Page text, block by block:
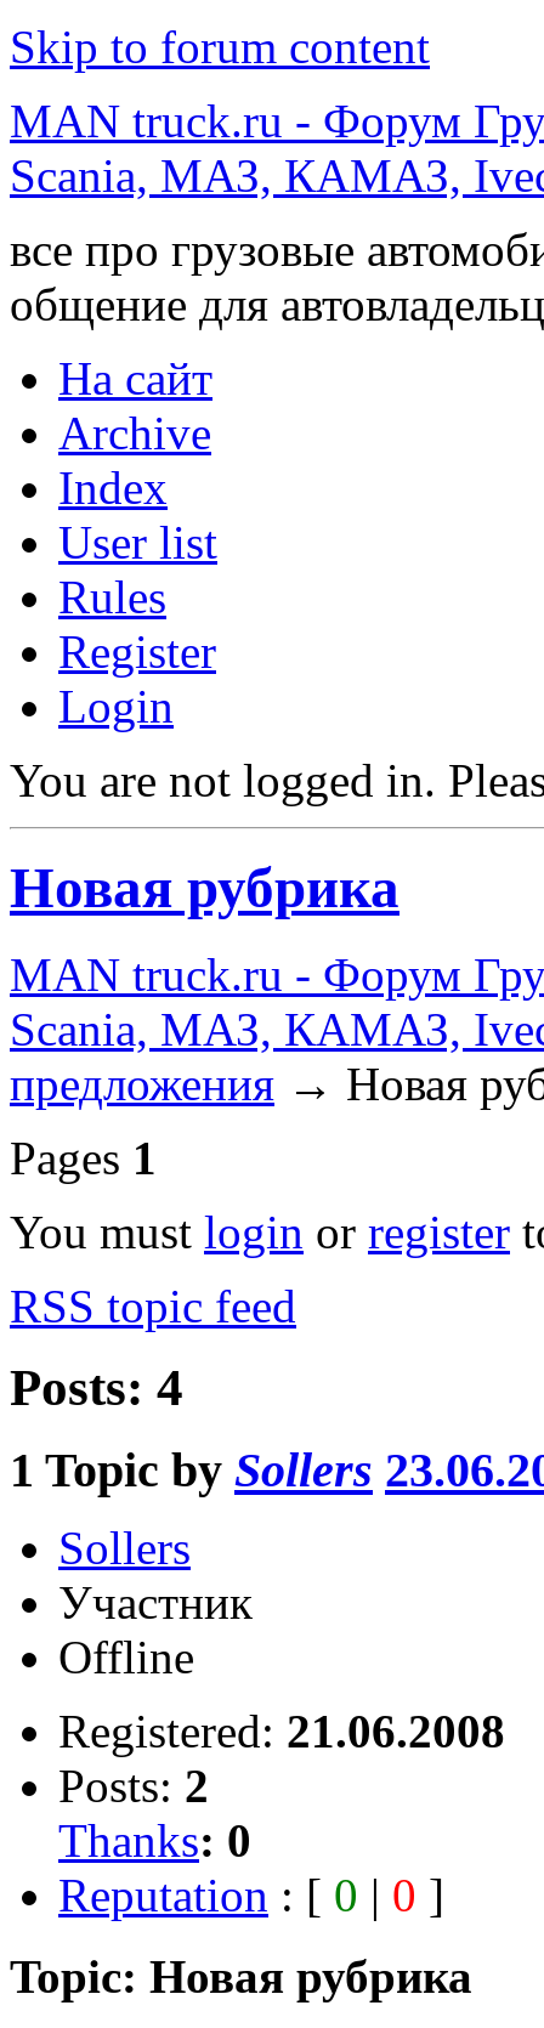
Skip to forum content
MAN truck.ru - Форум
Scania, МАЗ, КАМАЗ,
все про грузовые
общение для
На сайт
Archive
Index
User list
Rules
Register
Login
You are not logged in.
Новая рубрика
MAN truck.ru - Форум
Scania, МАЗ, КАМАЗ,
предложения → Новая
Pages 1
You must login or register
RSS topic feed
Posts: 4
1 Topic by Sollers
Sollers
Участник
Offline
Registered: 21.06.2008
Posts: 2
Thanks: 0
Reputation : [ 0 | 0 ]
Topic: Новая рубрика